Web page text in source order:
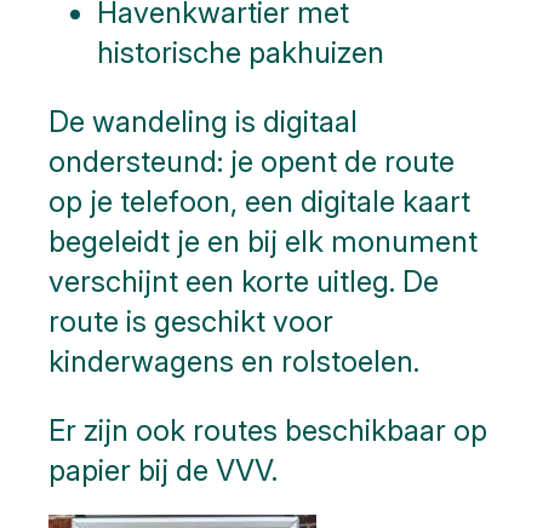
Havenkwartier met
historische pakhuizen
De wandeling is digitaal
ondersteund: je opent de route
op je telefoon, een digitale kaart
begeleidt je en bij elk monument
verschijnt een korte uitleg. De
route is geschikt voor
kinderwagens en rolstoelen.
Er zijn ook routes beschikbaar op
papier bij de VVV.